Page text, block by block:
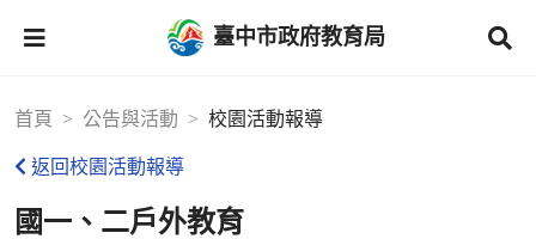
臺中市政府教育局
首頁 公告與活動 校園活動報導
返回校園活動報導
國一、二戶外教育